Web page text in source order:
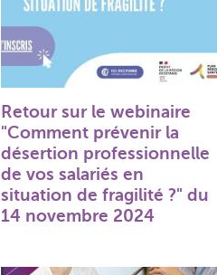
Retour sur le webinaire
"Comment prévenir la
désertion professionnelle
de vos salariés en
situation de fragilité ?" du
14 novembre 2024